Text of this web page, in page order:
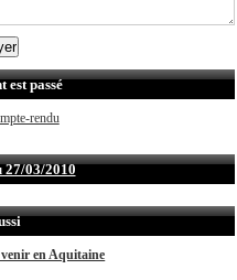
est passé
rendu
27/03/2010
venir en Aquitaine